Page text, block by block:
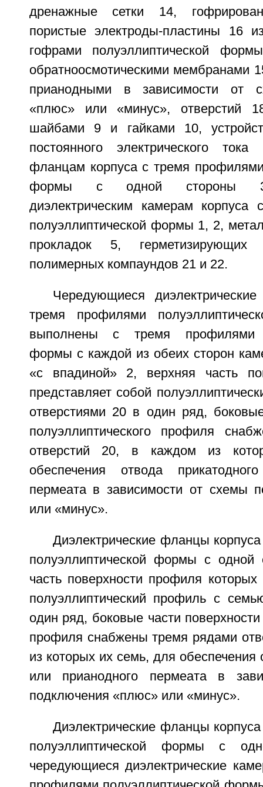
дренажные сетки 14,
пористые электроды-пластины 16
гофрами полуэллиптической
обратноосмотическими мембранами
прианодными в зависимости от
«плюс» или «минус», отверстий
шайбами 9 и гайками 10,
постоянного электрического тока
фланцам корпуса с тремя
формы с одной стороны 3,
диэлектрическим камерам
полуэллиптической формы 1, 2,
прокладок 5,
полимерных компаундов 21 и 22.
Чередующиеся
тремя профилями
выполнены с тремя профилями
формы с каждой из обеих сторон
«с впадиной» 2, верхняя часть
представляет собой
отверстиями 20 в один ряд,
полуэллиптического профиля
отверстий 20, в каждом из
обеспечения отвода
пермеата в зависимости от схемы
или «минус».
Диэлектрические фланцы
полуэллиптической формы с одной
часть поверхности профиля которых
полуэллиптический профиль с
один ряд, боковые части поверхности
профиля снабжены тремя рядами
из которых их семь, для обеспечения
или прианодного пермеата в
подключения «плюс» или «минус».
Диэлектрические фланцы
полуэллиптической формы с
чередующиеся диэлектрические